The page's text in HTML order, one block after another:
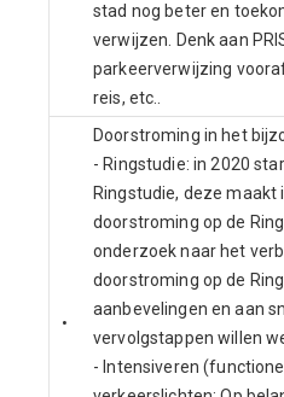
stad nog beter en
verwijzen. Denk aan
parkeerverwijzing
reis, etc..
•
Doorstroming in het
- Ringstudie: in 2020
Ringstudie, deze maakt
doorstroming op de
onderzoek naar het
doorstroming op de
aanbevelingen en aan
vervolgstappen willen
- Intensiveren